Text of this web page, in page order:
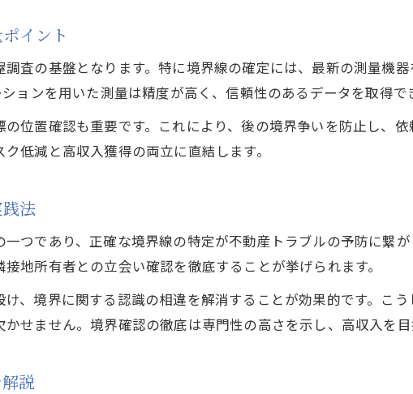
土地家屋調査士が年収を伸ばすための行動
厳しい現場を乗り越える調査業務のポイント
土地家屋調査の厳しい現場で求められる対応力
調査現場で役立つ土地家屋調査士の工夫とは
土地家屋調査士の現場力を高める実践方法
信頼を得る土地家屋調査士の取組み方
土地家屋調査で信頼を築くための実践ポイント
依頼主の信頼を得る土地家屋調査の接し方
イント
査の基盤となります。特に境界線の確定には、最新の測量機
ョンを用いた測量は精度が高く、信頼性のあるデータを取得で
位置確認も重要です。これにより、後の境界争いを防止し、
低減と高収入獲得の両立に直結します。
法
つであり、正確な境界線の特定が不動産トラブルの予防に繋
地所有者との立会い確認を徹底することが挙げられます。
、境界に関する認識の相違を解消することが効果的です。こ
せません。境界確認の徹底は専門性の高さを示し、高収入を目
説